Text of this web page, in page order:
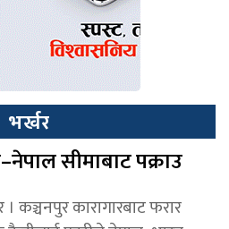
भर्खर
सीमाबाट पक्राउ
। कञ्चनपुर कारागारबाट फरार